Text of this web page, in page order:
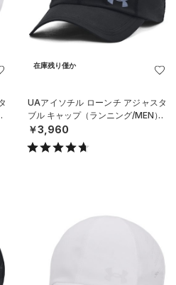
在庫残り僅か
UAアイソチル ローンチ アジャスタ
ブル キャップ（ランニング/MEN）
￥3,960